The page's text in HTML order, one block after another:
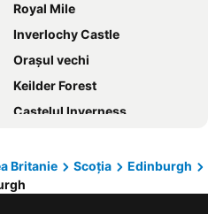
Premier Inn Edinburgh Leith Waterfront
ibis budget Edinburgh Park
DoubleTree by Hilton Edinburgh Airport
Four Points Flex by Sheraton Edinburgh
Travelodge Edinburgh Haymarket
ibis Edinburgh Centre South Bridge - Royal Mile
Hampton by Hilton Edinburgh West End
Royal Mile
Inverlochy Castle
Orașul vechi
Keilder Forest
Castelul Inverness
Currie
Ingliston
Britanie Scoţia
Edinburgh